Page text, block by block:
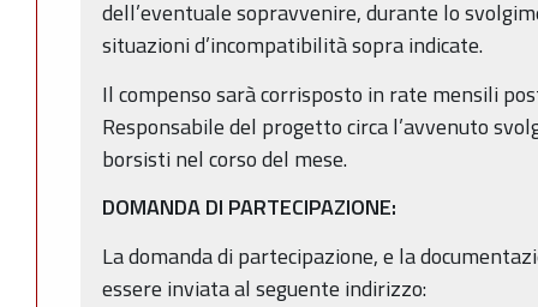
dell’eventuale sopravvenire, durante lo
situazioni d’incompatibilità sopra indicate.
Il compenso sarà corrisposto in rate mensili
Responsabile del progetto circa l’avvenuto
borsisti nel corso del mese.
DOMANDA DI PARTECIPAZIONE:
La domanda di partecipazione, e la
essere inviata al seguente indirizzo: